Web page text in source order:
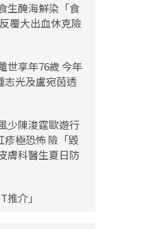
生醃海鮮染「食
覆大出血休克險
世享年76歲 今年
志光及盧宛茵透
少陳浚霆歐遊行
疹極恐怖 險「毀
膚科醫生夏日防
推介」